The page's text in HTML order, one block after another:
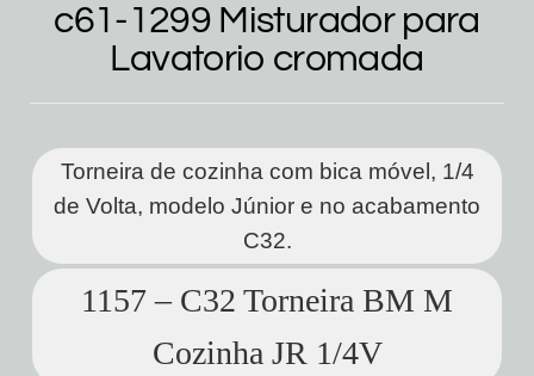
c61-1299 Misturador para
Lavatorio cromada
Torneira de cozinha com bica móvel, 1/4
de Volta, modelo Júnior e no acabamento
C32.
1157 – C32 Torneira BM M
Cozinha JR 1/4V